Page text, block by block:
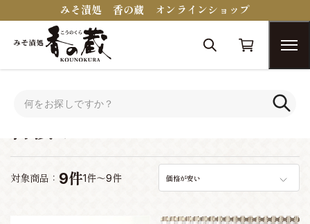
みそ漬処 香の蔵 オンラインショップ
対象商品： 9件1件～9件 価格が安い